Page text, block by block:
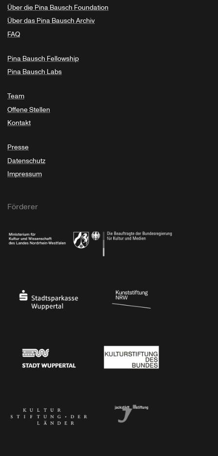
Über die Pina Bausch Foundation
Über das Pina Bausch Archiv
FAQ
Pina Bausch Fellowship
Pina Bausch Labs
Team
Offene Stellen
Kontakt
Presse
Datenschutz
Impressum
Förderer